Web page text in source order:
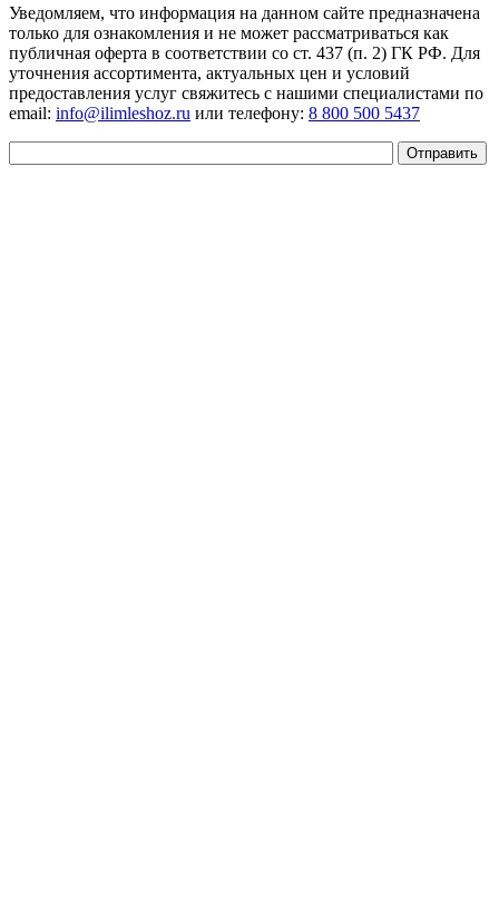
Уведомляем, что информация на данном сайте предназначена
только для ознакомления и не может рассматриваться как
публичная оферта в соответствии со ст. 437 (п. 2) ГК РФ. Для
уточнения ассортимента, актуальных цен и условий
предоставления услуг свяжитесь с нашими специалистами по
email: info@ilimleshoz.ru или телефону: 8 800 500 5437